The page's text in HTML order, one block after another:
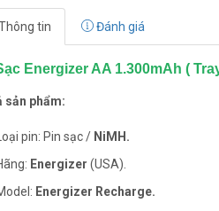
tin Đánh giá
Energizer AA 1.300mAh (
sản phẩm:
Loại pin: Pin sạc / NiMH.
Energizer (USA).
Energizer Recharge.